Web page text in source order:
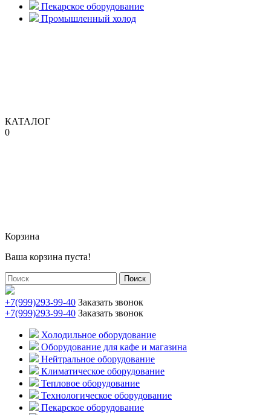
Пекарское оборудование
Промышленный холод
КАТАЛОГ
0
Корзина
Ваша корзина пуста!
Поиск
+7(999)293-99-40 Заказать звонок
+7(999)293-99-40 Заказать звонок
Холодильное оборудование
Оборудование для кафе и магазина
Нейтральное оборудование
Климатическое оборудование
Тепловое оборудование
Технологическое оборудование
Пекарское оборудование